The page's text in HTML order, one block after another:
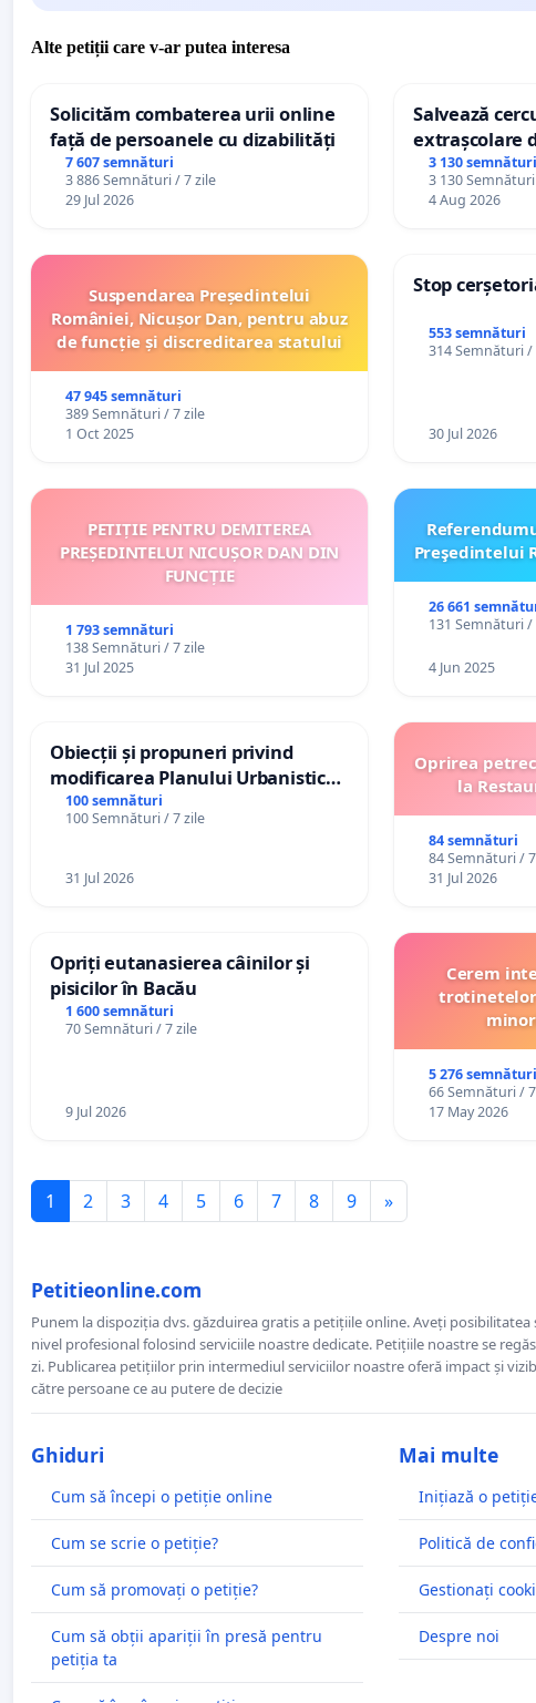
Alte petiții care v-ar putea interesa
Solicităm combaterea urii online
față de persoanele cu dizabilități
7 607 semnături
3 886 Semnături / 7 zile
29 Jul 2026
Salvează
extrașcolare
palatele
3 130 semnături
3 130
4 Aug 2026
Suspendarea Președintelui
României, Nicușor Dan, pentru abuz
de funcție și discreditarea statului
47 945 semnături
389 Semnături / 7 zile
1 Oct 2025
Stop
553 semnături
314 Semnături /
30 Jul 2026
PETIȚIE PENTRU DEMITEREA
PREȘEDINTELUI NICUȘOR DAN DIN
FUNCȚIE
1 793 semnături
138 Semnături / 7 zile
31 Jul 2025
Preşedintelui
26 661
131 Semnături /
4 Jun 2025
Obiecții și propuneri privind
modificarea Planului Urbanistic
General al orașului Ialoveni
100 semnături
100 Semnături / 7 zile
31 Jul 2026
Oprirea
la
84 semnături
84 Semnături /
31 Jul 2026
Opriți eutanasierea câinilor și
pisicilor în Bacău
1 600 semnături
70 Semnături / 7 zile
9 Jul 2026
Cerem
5 276 semnături
66 Semnături /
17 May 2026
1 2 3 4 5 6 7 8 9 »
Petitieonline.com
Punem la dispoziția dvs. găzduirea gratis a petițiile online. Aveți
nivel profesional folosind serviciile noastre dedicate. Petițiile noastre se
zi. Publicarea petițiilor prin intermediul serviciilor noastre oferă impact și
către persoane ce au putere de decizie
Ghiduri
Cum să începi o petiție online
Cum se scrie o petiție?
Cum să promovați o petiție?
Cum să obții apariții în presă pentru
petiția ta
Mai multe
Inițiază o
Politică de
Gestionați
Despre noi